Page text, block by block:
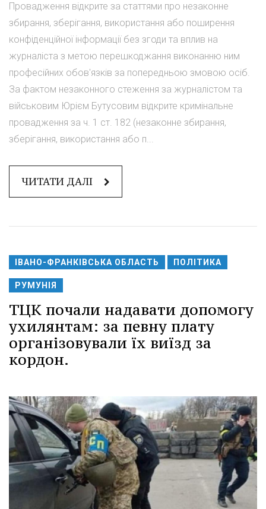
Провадження відкрите за статтями про незаконне
збирання, зберігання, використання або поширення
конфіденційної інформації без згоди та вплив на
журналіста з метою перешкоджання виконанню ним
професійних обов'язків за попередньою змовою осіб.
За фактом незаконного стеження за журналістом та
військовим Юрієм Бутусовим відкрите кримінальне
провадження за ч. 1 ст. 182 (незаконне збирання,
зберігання, використання або п...
ЧИТАТИ ДАЛІ
ІВАНО-ФРАНКІВСЬКА ОБЛАСТЬ ПОЛІТИКА
РУМУНІЯ
ТЦК почали надавати допомогу
ухилянтам: за певну плату
організовували їх виїзд за
кордон.